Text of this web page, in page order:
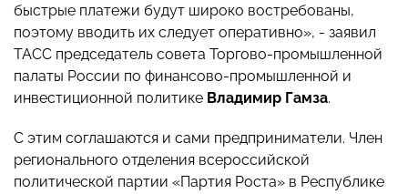
быстрые платежи будут широко востребованы,
поэтому вводить их следует оперативно», - заявил
ТАСС председатель совета Торгово-промышленной
палаты России по финансово-промышленной и
инвестиционной политике Владимир Гамза.
С этим соглашаются и сами предприниматели. Член
регионального отделения всероссийской
политической партии «Партия Роста» в Республике